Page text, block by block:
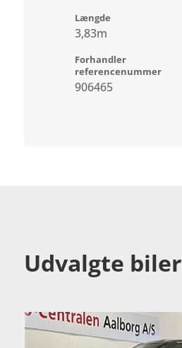
Længde
3,83m
Forhandler
referencenummer
906465
Udvalgte biler